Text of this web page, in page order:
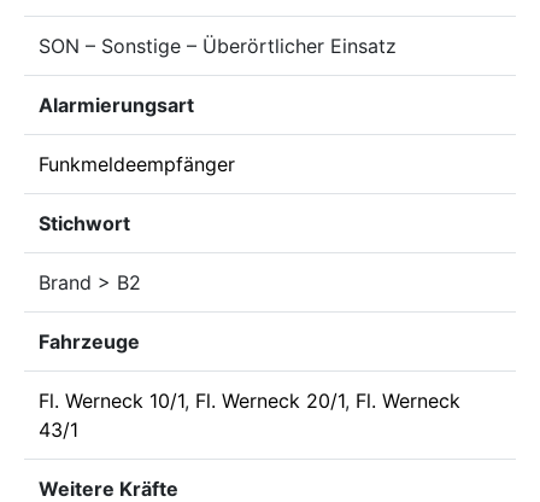
SON – Sonstige – Überörtlicher Einsatz
Alarmierungsart
Funkmeldeempfänger
Stichwort
Brand > B2
Fahrzeuge
Fl. Werneck 10/1, Fl. Werneck 20/1, Fl. Werneck
43/1
Weitere Kräfte